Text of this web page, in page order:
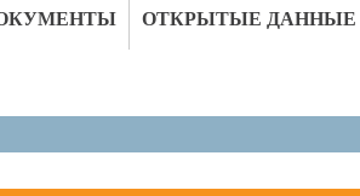
ОТКРЫТЫЕ ДАННЫЕ